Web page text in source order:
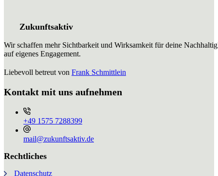
Zukunftsaktiv
Wir schaffen mehr Sichtbarkeit und Wirksamkeit für deine
auf eigenes Engagement.
Liebevoll betreut von Frank Schmittlein
Kontakt mit uns aufnehmen
+49 ⁨1575 7288399⁩
mail@zukunftsaktiv.de
Rechtliches
Datenschutz